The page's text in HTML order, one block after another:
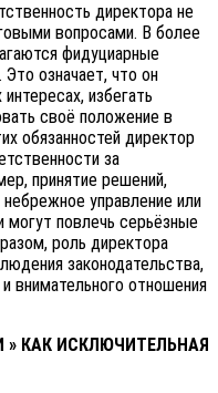
директора не
вопросами. В более
фидуциарные
означает, что он
избегать
своё положение в
обязанностей директор
за
принятие решений,
управление или
повлечь серьёзные
роль директора
законодательства,
внимательного отношения
» КАК ИСКЛЮЧИТЕЛЬНАЯ